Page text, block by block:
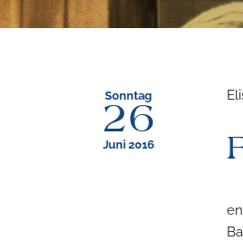
Sonntag
26
Juni 2016